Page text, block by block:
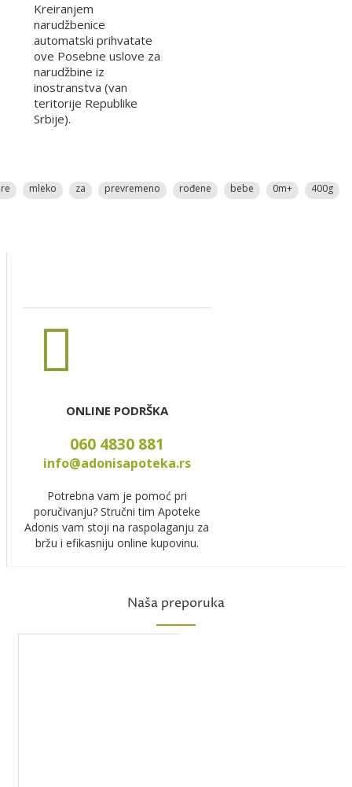
Kreiranjem
narudžbenice
automatski prihvatate
ove Posebne uslove za
narudžbine iz
inostranstva (van
teritorije Republike
Srbije).
mleko za prevremeno rođene bebe 0m+ 400g
ONLINE PODRŠKA
060 4830 881
info@adonisapoteka.rs
Potrebna vam je pomoć pri
poručivanju? Stručni tim Apoteke
Adonis vam stoji na raspolaganju za
bržu i efikasniju online kupovinu.
Naša preporuka